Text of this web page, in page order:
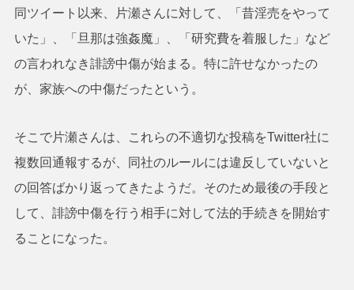
同ツイート以来、片瀬さんに対して、「昔淫売をやって
いた」、「旦那は強姦魔」、「研究費を着服した」など
の言われなき誹謗中傷が始まる。特に許せなかったの
が、家族への中傷だったという。
そこで片瀬さんは、これらの不適切な投稿をTwitter社に
複数回通報するが、同社のルールには違反していないと
の回答ばかり返ってきたようだ。そのため最後の手段と
して、誹謗中傷を行う相手に対して法的手続きを開始す
ることになった。